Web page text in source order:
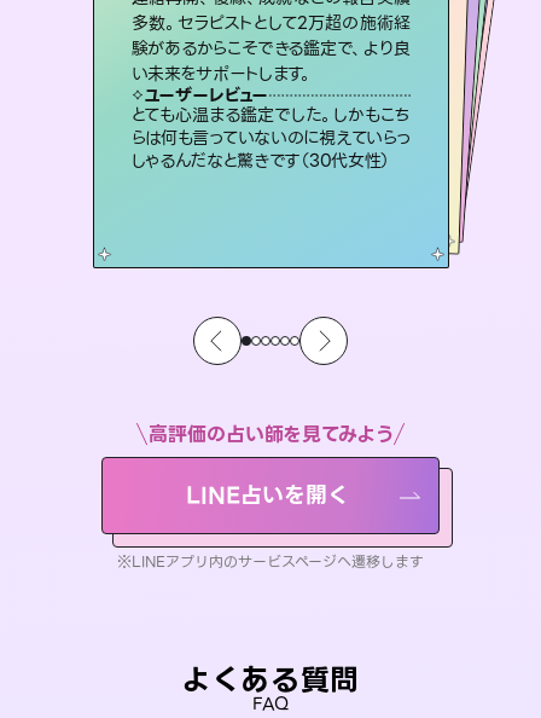
多数。セラピストとして2万超の施術経
験があるからこそできる鑑定で、より良
い未来をサポートします。
ユーザーレビュー
とても心温まる鑑定でした。しかもこち
らは何も言っていないのに視えていらっ
しゃるんだなと驚きです（30代女性）
寧に読み解き恋愛成就へと導きます。
ユーザーレビュー
鑑定していただいてアドバイス通りに行
動すると仲が復活してきました。ありが
とうございました（40代 女性）
選択できるようアドバイスします。
ユーザーレビュー
職場の人の性質や人間関係、本心など
本当によく視えていてびっくり。対策が
打てて前向きになれます（40代）
3,700年以上の歴史を持つ東洋最古の占術「易占」で詳細まで占い、幸せへ向かう道筋を示します。厳しい結果にも具体的な対策をお伝えします。
ユーザーレビュー
複雑な背景もしっかり聞いて鑑定して
いただけました。気持ちが楽になりまし
た（50代 女性）
紐解き、背中をそっと押して導きます。
ユーザーレビュー
安心感のあり、言い切ってくれる所や濁
さない鑑定のおかげで、毎回自分の気
持ちを整えられます（30代 男性）
霊視×オラクルカードを使って「今」と
「未来」そして「気になるあの人の気持
ち」まで丁寧に読み解き、恋や人生のヒ
ントを優しく引き出します。
ユーザーレビュー
不安な気持ちが嘘みたいに晴れまし
た…！よく視えていらっしゃるんだなと
感じました（40代 女性）
高評価の占い師を見てみよう
LINE占いを開く
※LINEアプリ内のサービスページへ遷移します
よくある質問
FAQ